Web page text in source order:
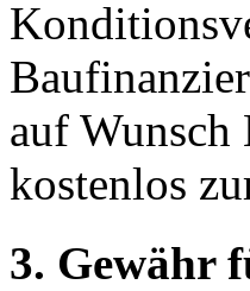
auf Wunsch
kostenlos
3. Gewähr